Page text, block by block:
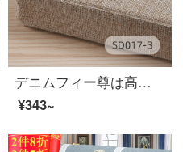
デニムフィー尊は高密度のスポンジクッションを楽しんでいます。食事と椅子のクッションをカスタマイズして、窓マットの窓にマットを敷いています。冬はSD 017-3 50 x 50 cm（厚さ5 cm）です。
¥343~